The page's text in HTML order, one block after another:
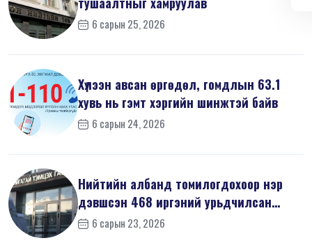
6 сарын 25, 2026
Хүлээн авсан өргөдөл, гомдлын 63.1
хувь нь гэмт хэргийн шинжтэй байв
6 сарын 24, 2026
Нийтийн албанд томилогдохоор нэр
дэвшсэн 468 иргэний урьдчилсан
мэдүүл...
6 сарын 23, 2026